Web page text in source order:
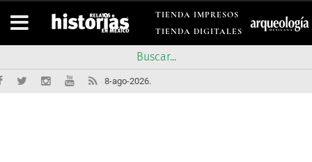
TIENDA IMPRESOS
TIENDA DIGITALES
8-ago-2026.